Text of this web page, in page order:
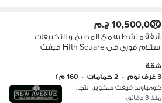
10,500,000 ج.م
شقة متشطبه مع المطبخ و التكييفات
استلام فوري في Fifth Square فيفث
مميز جدا ڤيو علي لاندسكيب بحري
شقة
3 غرف نوم
• 2 حمامات • 160 م٢
كومباوند فيفث سكوير، التجمع الخامس
منذ 3 دقائق